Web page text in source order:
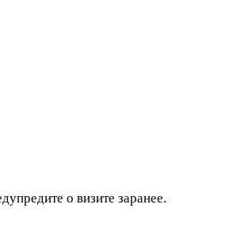
о визите заранее.